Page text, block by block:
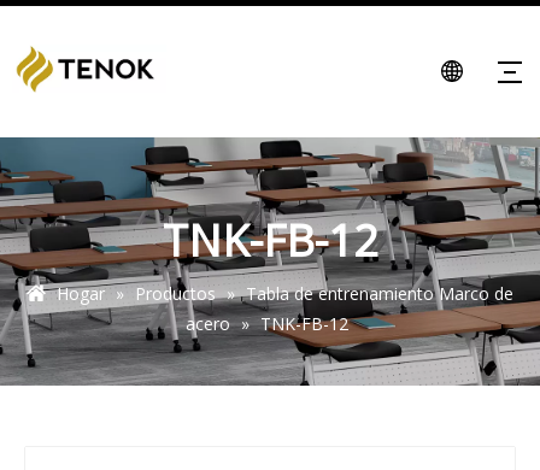
TNK-FB-12
Hogar » Productos » Tabla de entrenamiento Marco de
acero » TNK-FB-12